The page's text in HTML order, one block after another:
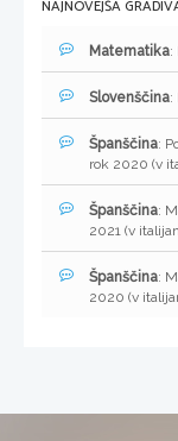
NAJNOVEJŠA
Matematika:
Slovenščina:
Španščina:
rok 2020 (v
Španščina:
2021 (v
Španščina:
2020 (v